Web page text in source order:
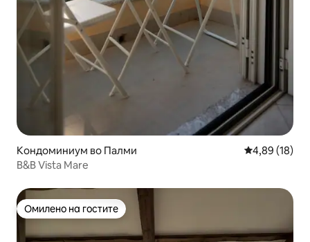
Кондоминиум во Палми Просечна
4,89 (18)
B&B Vista Mare
Омилено на гостите
Омилено на гостите